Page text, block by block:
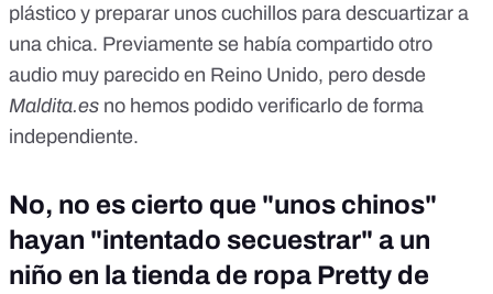
plástico y preparar unos cuchillos para descuartizar a
una chica. Previamente se había compartido otro
audio muy parecido en Reino Unido, pero desde
Maldita.es no hemos podido verificarlo de forma
independiente.
No, no es cierto que "unos chinos"
hayan "intentado secuestrar" a un
niño en la tienda de ropa Pretty de